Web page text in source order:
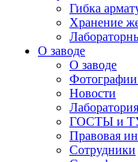
Гибка
Хранение
О заводе
О заводе
Фотографии
Новости
Лаборатория
ГОСТЫ и
Правовая
Сотрудники